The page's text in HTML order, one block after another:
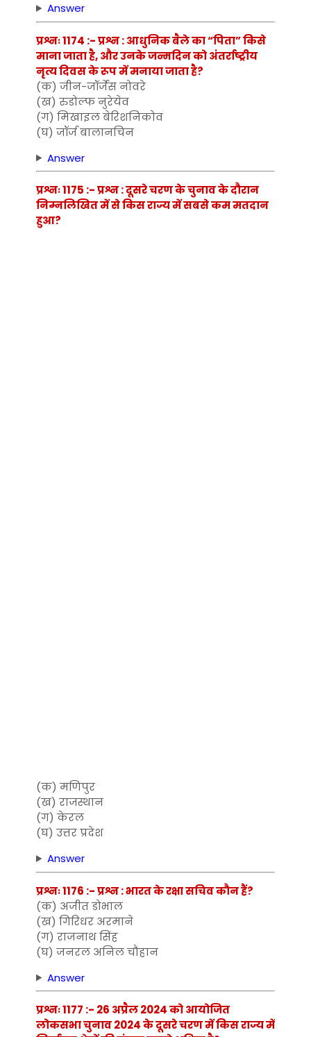
Answer
प्रश्नः 1174 :- प्रश्न : आधुनिक बैले का “पिता” किसे
माना जाता है, और उनके जन्मदिन को अंतर्राष्ट्रीय
नृत्य दिवस के रूप में मनाया जाता है?
(क) जीन-जॉर्जेस नोवरे
(ख) रुडोल्फ नुरेयेव
(ग) मिखाइल बेरिशनिकोव
(घ) जॉर्ज बालानचिन
Answer
प्रश्नः 1175 :- प्रश्न : दूसरे चरण के चुनाव के दौरान
निम्नलिखित में से किस राज्य में सबसे कम मतदान
हुआ?
(क) मणिपुर
(ख) राजस्थान
(ग) केरल
(घ) उत्तर प्रदेश
Answer
प्रश्नः 1176 :- प्रश्न : भारत के रक्षा सचिव कौन हैं?
(क) अजीत डोभाल
(ख) गिरिधर अरमाने
(ग) राजनाथ सिंह
(घ) जनरल अनिल चौहान
Answer
प्रश्नः 1177 :- 26 अप्रैल 2024 को आयोजित
लोकसभा चुनाव 2024 के दूसरे चरण में किस राज्य में